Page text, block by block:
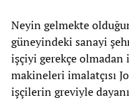
Neyin gelmekte
güneyindeki sanayi
işçiyi gerekçe olmadan
makineleri imalatçısı
işçilerin greviyle